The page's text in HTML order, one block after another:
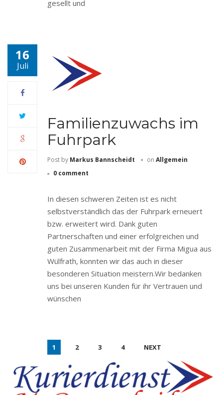
gesellt und
16
Juli
Familienzuwachs im
Fuhrpark
Post by Markus Bannscheidt on Allgemein
0 comment
In diesen schweren Zeiten ist es nicht
selbstverständlich das der Fuhrpark erneuert
bzw. erweitert wird. Dank guten
Partnerschaften und einer erfolgreichen und
guten Zusammenarbeit mit der Firma Migua aus
Wülfrath, konnten wir das auch in dieser
besonderen Situation meistern.Wir bedanken
uns bei unseren Kunden für ihr Vertrauen und
wünschen
1 2 3 4 NEXT